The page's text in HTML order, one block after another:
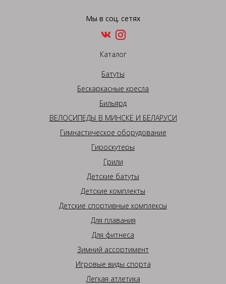
Мы в соц. сетях
Каталог
Батуты
Бескаркасные кресла
Бильярд
ВЕЛОСИПЕДЫ В МИНСКЕ И БЕЛАРУСИ
Гимнастическое оборудование
Гироскутеры
Грили
Детские батуты
Детские комплекты
Детские спортивные комплексы
Для плавания
Для фитнеса
Зимний ассортимент
Игровые виды спорта
Легкая атлетика